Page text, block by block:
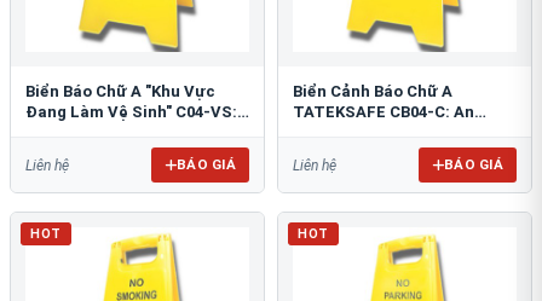
Biển Báo Chữ A "Khu Vực
Đang Làm Vệ Sinh" C04-VS:
Liên hệ BÁO GIÁ
Biển Cảnh Báo Chữ A
TATEKSAFE CB04-C: An
Liên hệ BÁO GIÁ
HOT HOT